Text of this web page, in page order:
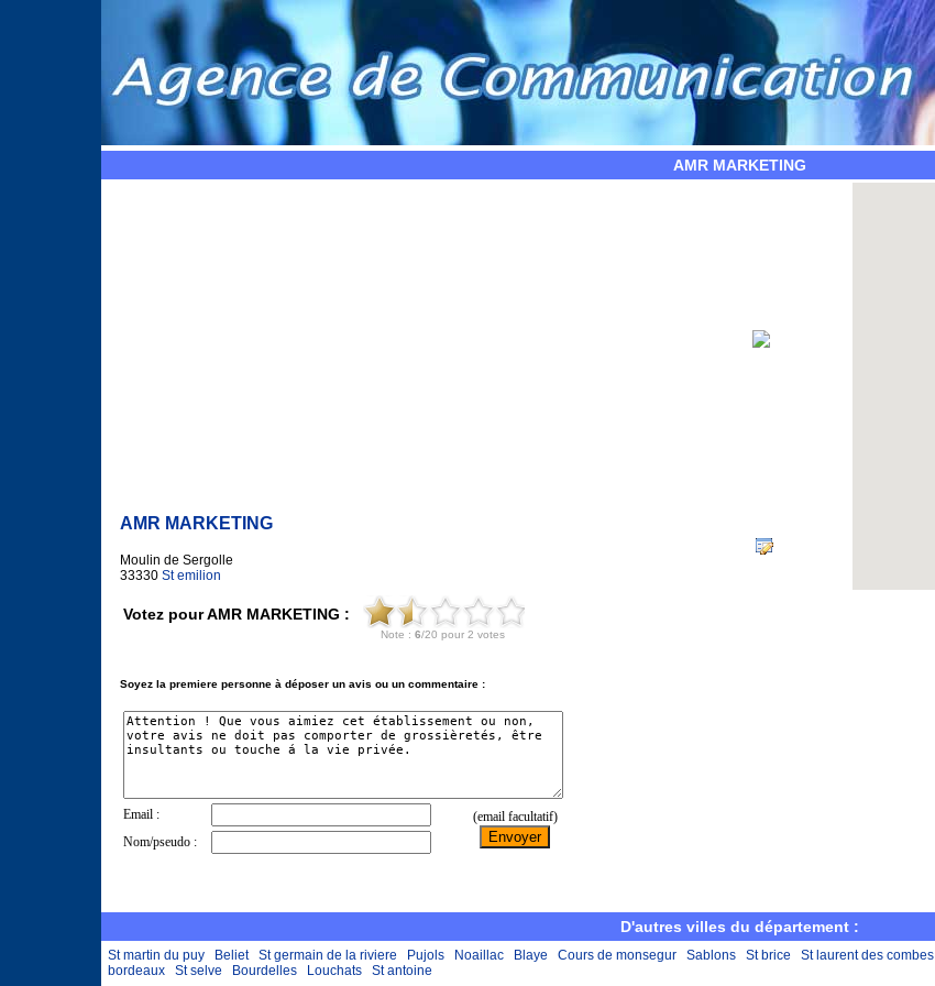
AMR MARKETING
AMR MARKETING
Moulin de Sergolle
33330 St emilion
Votez pour AMR MARKETING :
Soyez la premiere personne à déposer un avis ou un commentaire :
D'autres villes du département :
St martin du puy Beliet St germain de la riviere Pujols Noaillac Blaye Cours de monsegur Sablons St brice St laurent des combes
bordeaux
St selve Bourdelles Louchats St antoine